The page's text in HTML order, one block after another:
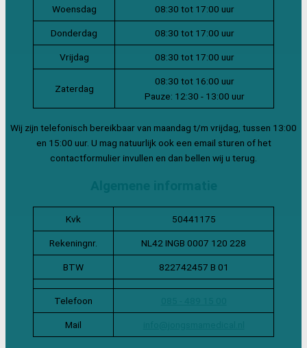
Woensdag 08:30 tot 17:00 uur
Donderdag 08:30 tot 17:00 uur
Vrijdag 08:30 tot 17:00 uur
Zaterdag
08:30 tot 16:00 uur
Pauze: 12:30 - 13:00 uur
Wij zijn telefonisch bereikbaar van maandag t/m vrijdag, tussen 13:00
en 15:00 uur. U mag natuurlijk ook een email sturen of het
contactformulier invullen en dan bellen wij u terug.
Kvk 50441175
Rekeningnr. NL42 INGB 0007 120 228
BTW 822742457 B 01
Telefoon
Mail